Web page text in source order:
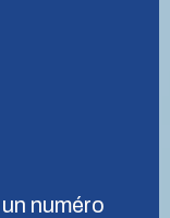
numéro